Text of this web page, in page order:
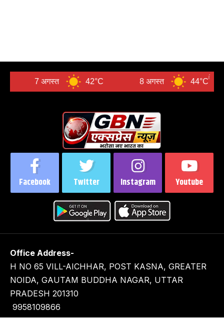
7 अगस्त 42°C 8 अगस्त 44°C
Office Address-
H NO 65 VILL-AICHHAR, POST KASNA, GREATER
NOIDA, GAUTAM BUDDHA NAGAR, UTTAR
PRADESH 201310
9958109866
9716929282
Facebook Twitter Instagram Youtube